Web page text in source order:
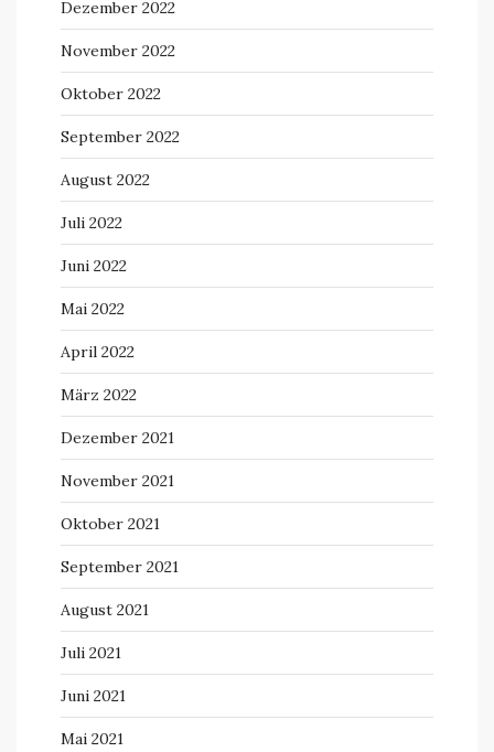
Dezember 2022
November 2022
Oktober 2022
September 2022
August 2022
Juli 2022
Juni 2022
Mai 2022
April 2022
März 2022
Dezember 2021
November 2021
Oktober 2021
September 2021
August 2021
Juli 2021
Juni 2021
Mai 2021